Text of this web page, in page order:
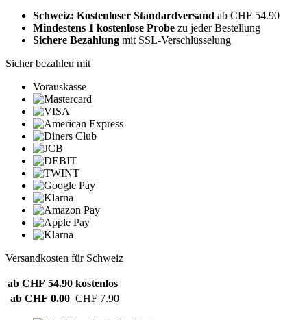
Schweiz: Kostenloser Standardversand ab CHF 54.90
Mindestens 1 kostenlose Probe zu jeder Bestellung
Sichere Bezahlung mit SSL-Verschlüsselung
Sicher bezahlen mit
Vorauskasse
Versandkosten für Schweiz
ab CHF 54.90 kostenlos
ab CHF 0.00 CHF 7.90